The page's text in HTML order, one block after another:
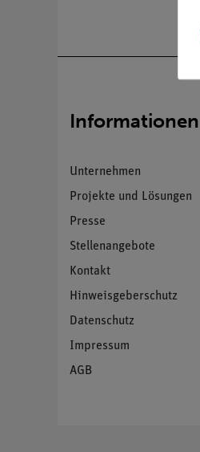
Informationen
Unternehmen
Projekte und Lösungen
Presse
Stellenangebote
Kontakt
Hinweisgeberschutz
Datenschutz
Impressum
AGB